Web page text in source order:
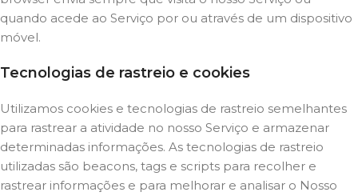
quando acede ao Serviço por ou através de um dispositivo
móvel.
Tecnologias de rastreio e cookies
Utilizamos cookies e tecnologias de rastreio semelhantes
para rastrear a atividade no nosso Serviço e armazenar
determinadas informações. As tecnologias de rastreio
utilizadas são beacons, tags e scripts para recolher e
rastrear informações e para melhorar e analisar o Nosso